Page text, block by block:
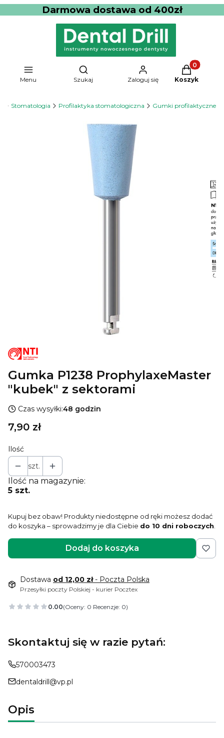
Darmowa dostawa od 400zł
Menu
Otwórz wyszukiwarkę
Szukaj Zaloguj się
Produkty w
Koszyk
Stomatologia Profilaktyka stomatologiczna Gumki profilaktyczne
Gumka P1238 ProphylaxeMaster
"kubek" z sektorami
Czas wysyłki:48 godzin
Cena
7,90 zł
Ilość
szt.
Ilość na magazynie:
5 szt.
Kupuj bez obaw! Produkty niedostępne od ręki możesz dodać
do koszyka – sprowadzimy je dla Ciebie do 10 dni roboczych.
Dodaj do koszyka
Dostawa od 12,00 zł- Poczta Polska
Przesyłki poczty Polskiej - kurier Pocztex
0.00(Oceny: 0 Recenzje: 0)
Skontaktuj się w razie pytań:
570003473
dentaldrill@vp.pl
Opis